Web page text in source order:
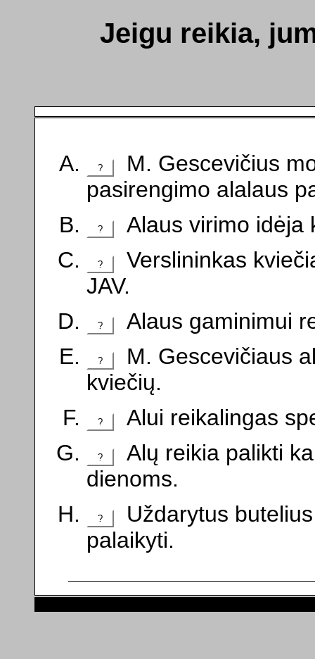
Jeigu reikia,
?
M. Gescevičius
pasirengimo alalaus
? Alaus virimo idėja
?
Verslininkas
JAV.
? Alaus gaminimui
?
M. Gescevičiaus
kviečių.
? Alui reikalingas
?
Alų reikia palikti
dienoms.
?
Uždarytus butelius
palaikyti.